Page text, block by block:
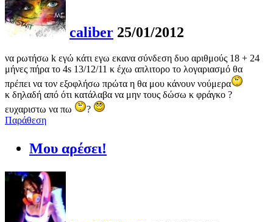
caliber 25/01/2012
να ρωτήσω k εγώ κάτι εγω εκανα σύνδεση δυο αριθμούς 18 + 24
μήνες πήρα το 4s 13/12/11 κ έχω απλιτορο το λογαριασμό θα
πρέπει να τον εξοφλήσω πρώτα η θα μου κάνουν νούμερα
κ δηλαδή από ότι κατάλαβα να μην τους δώσω κ φράγκο ?
ευχαριστω να πω
?
Παράθεση
Μου αρέσει!